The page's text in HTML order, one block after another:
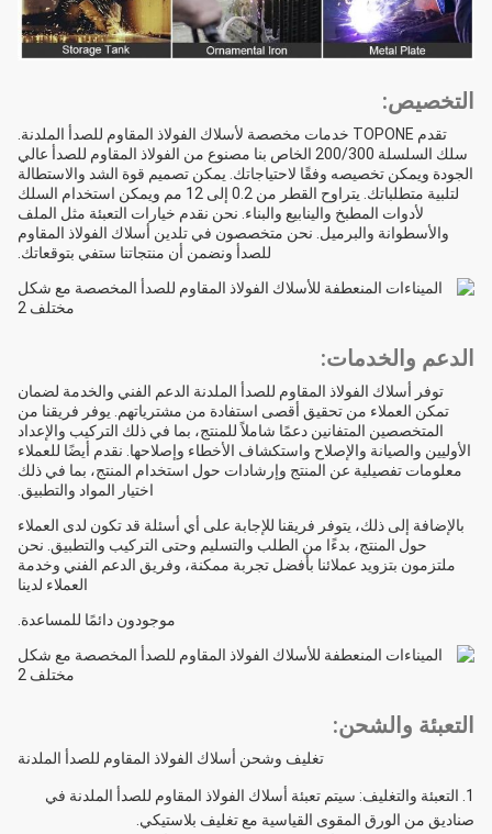
التخصيص:
تقدم TOPONE خدمات مخصصة لأسلاك الفولاذ المقاوم للصدأ الملدنة.
سلك السلسلة 200/300 الخاص بنا مصنوع من الفولاذ المقاوم للصدأ عالي
الجودة ويمكن تخصيصه وفقًا لاحتياجاتك. يمكن تصميم قوة الشد والاستطالة
لتلبية متطلباتك. يتراوح القطر من 0.2 إلى 12 مم ويمكن استخدام السلك
لأدوات المطبخ والينابيع والبناء. نحن نقدم خيارات التعبئة مثل الملف
والأسطوانة والبرميل. نحن متخصصون في تلدين أسلاك الفولاذ المقاوم
للصدأ ونضمن أن منتجاتنا ستفي بتوقعاتك.
الدعم والخدمات:
توفر أسلاك الفولاذ المقاوم للصدأ الملدنة الدعم الفني والخدمة لضمان
تمكن العملاء من تحقيق أقصى استفادة من مشترياتهم. يوفر فريقنا من
المتخصصين المتفانين دعمًا شاملاً للمنتج، بما في ذلك التركيب والإعداد
الأوليين والصيانة والإصلاح واستكشاف الأخطاء وإصلاحها. نقدم أيضًا للعملاء
معلومات تفصيلية عن المنتج وإرشادات حول استخدام المنتج، بما في ذلك
اختيار المواد والتطبيق.
بالإضافة إلى ذلك، يتوفر فريقنا للإجابة على أي أسئلة قد تكون لدى العملاء
حول المنتج، بدءًا من الطلب والتسليم وحتى التركيب والتطبيق. نحن
ملتزمون بتزويد عملائنا بأفضل تجربة ممكنة، وفريق الدعم الفني وخدمة
العملاء لدينا
موجودون دائمًا للمساعدة.
التعبئة والشحن:
تغليف وشحن أسلاك الفولاذ المقاوم للصدأ الملدنة
التعبئة والتغليف: سيتم تعبئة أسلاك الفولاذ المقاوم للصدأ الملدنة في
صناديق من الورق المقوى القياسية مع تغليف بلاستيكي.